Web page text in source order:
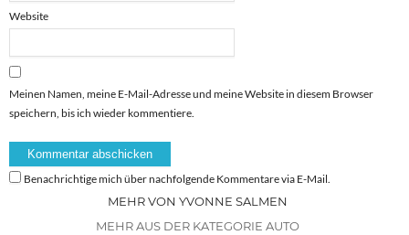
Website
Meinen Namen, meine E-Mail-Adresse und meine Website in diesem Browser
speichern, bis ich wieder kommentiere.
Benachrichtige mich über nachfolgende Kommentare via E-Mail.
MEHR VON YVONNE SALMEN
MEHR AUS DER KATEGORIE AUTO